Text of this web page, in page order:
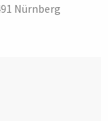
Nürnberg